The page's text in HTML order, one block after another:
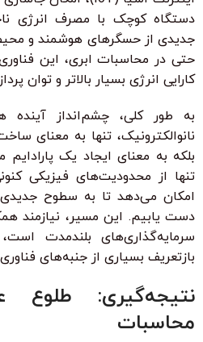
دستگاه کوچک با مصرف انرژی
جدیدی از حسگرهای هوشمند و
حتی در محاسبات ابری، این
کارایی انرژی بسیار بالاتر و توان
به طور کلی، چشم‌انداز
نانوالکترونیک، تنها به معنای
بلکه به معنای ایجاد یک
تنها از محدودیت‌های فیزیکی
امکان می‌دهد تا به سطوح
دست یابیم. این مسیر، نیازمند
سرمایه‌گذاری‌های بلندمدت
بازتعریف بسیاری از جنبه‌های
نتیجه‌گیری:
محاسبات